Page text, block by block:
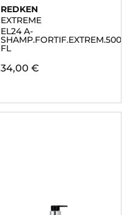
REDKEN
EXTREME
EL24 A-
FL
34,00 €